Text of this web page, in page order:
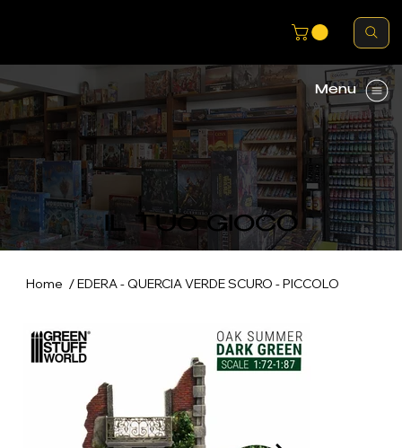
IL TUO GIOCO
Menu
Home /EDERA - QUERCIA VERDE SCURO - PICCOLO